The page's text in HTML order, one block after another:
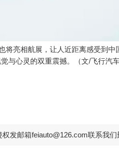
亮相航展，让人近距离感受到
与心灵的双重震撼。（文/飞行汽车
发邮箱feiauto@126.com联系我们